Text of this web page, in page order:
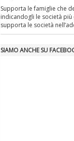
Supporta le famiglie che
indicandogli le società
supporta le società
SIAMO ANCHE SU